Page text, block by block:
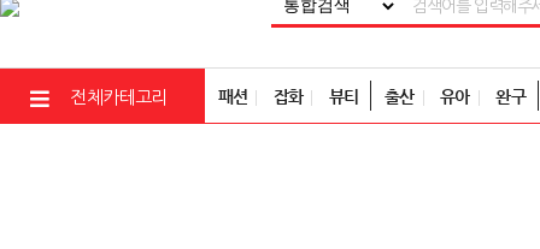
전체카테고리 패션 잡화 뷰티 출산 유아 완구